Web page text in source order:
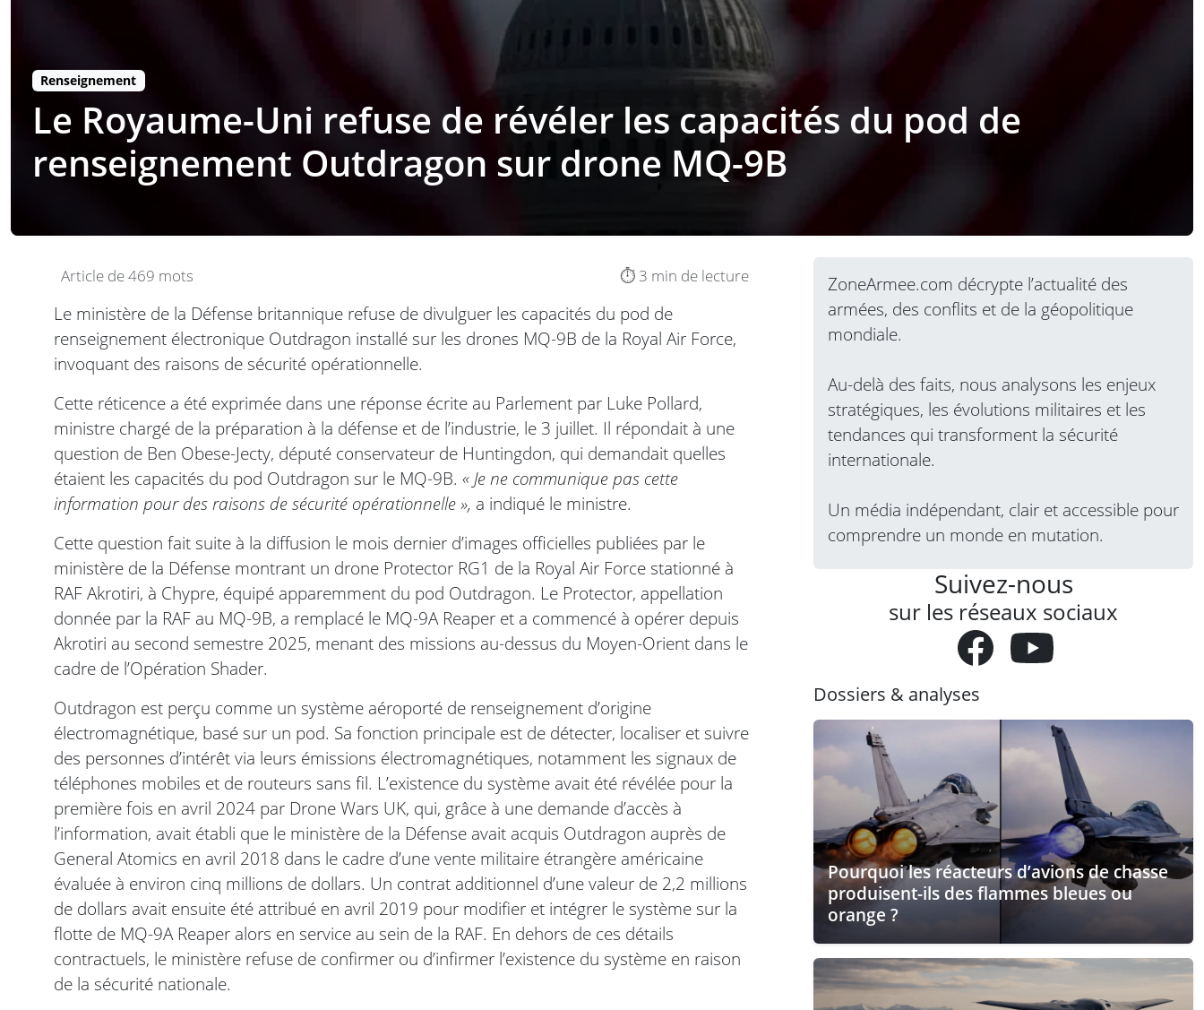
Renseignement
Le Royaume-Uni refuse de révéler les capacités du pod de
renseignement Outdragon sur drone MQ-9B
Article de 469 mots ⏱️ 3 min de lecture
Le ministère de la Défense britannique refuse de divulguer les capacités du pod de
renseignement électronique Outdragon installé sur les drones MQ-9B de la Royal Air Force,
invoquant des raisons de sécurité opérationnelle.
Cette réticence a été exprimée dans une réponse écrite au Parlement par Luke Pollard,
ministre chargé de la préparation à la défense et de l’industrie, le 3 juillet. Il répondait à une
question de Ben Obese-Jecty, député conservateur de Huntingdon, qui demandait quelles
étaient les capacités du pod Outdragon sur le MQ-9B. « Je ne communique pas cette
information pour des raisons de sécurité opérationnelle », a indiqué le ministre.
Cette question fait suite à la diffusion le mois dernier d’images officielles publiées par le
ministère de la Défense montrant un drone Protector RG1 de la Royal Air Force stationné à
RAF Akrotiri, à Chypre, équipé apparemment du pod Outdragon. Le Protector, appellation
donnée par la RAF au MQ-9B, a remplacé le MQ-9A Reaper et a commencé à opérer depuis
Akrotiri au second semestre 2025, menant des missions au-dessus du Moyen-Orient dans le
cadre de l’Opération Shader.
Outdragon est perçu comme un système aéroporté de renseignement d’origine
électromagnétique, basé sur un pod. Sa fonction principale est de détecter, localiser et suivre
des personnes d’intérêt via leurs émissions électromagnétiques, notamment les signaux de
téléphones mobiles et de routeurs sans fil. L’existence du système avait été révélée pour la
première fois en avril 2024 par Drone Wars UK, qui, grâce à une demande d’accès à
l’information, avait établi que le ministère de la Défense avait acquis Outdragon auprès de
General Atomics en avril 2018 dans le cadre d’une vente militaire étrangère américaine
évaluée à environ cinq millions de dollars. Un contrat additionnel d’une valeur de 2,2 millions
de dollars avait ensuite été attribué en avril 2019 pour modifier et intégrer le système sur la
flotte de MQ-9A Reaper alors en service au sein de la RAF. En dehors de ces détails
contractuels, le ministère refuse de confirmer ou d’infirmer l’existence du système en raison
de la sécurité nationale.
ZoneArmee.com décrypte l’actualité des
armées, des conflits et de la géopolitique
mondiale.
Au-delà des faits, nous analysons les enjeux
stratégiques, les évolutions militaires et les
tendances qui transforment la sécurité
internationale.
Un média indépendant, clair et accessible pour
comprendre un monde en mutation.
Suivez-nous
sur les réseaux sociaux
Dossiers & analyses
Pourquoi les réacteurs d’avions de chasse
produisent-ils des flammes bleues ou
orange ?